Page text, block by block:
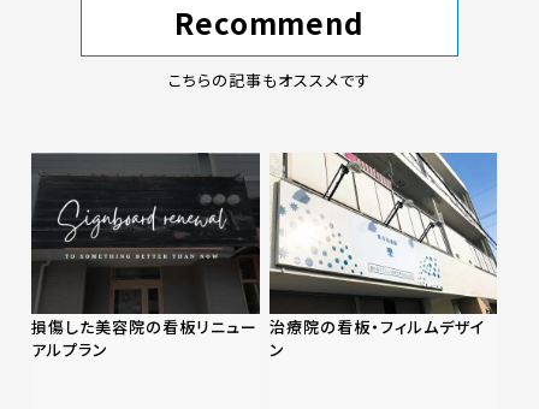
Recommend
こちらの記事もオススメです
損傷した美容院の看板リニュー
アルプラン
治療院の看板・フィルムデザイ
ン